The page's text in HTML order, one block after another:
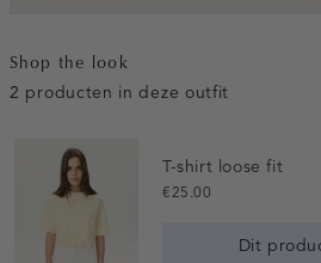
Shop the look
2 producten in deze outfit
T-shirt loose fit
€25.00
Dit